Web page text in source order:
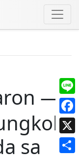
Line
X
—
sa